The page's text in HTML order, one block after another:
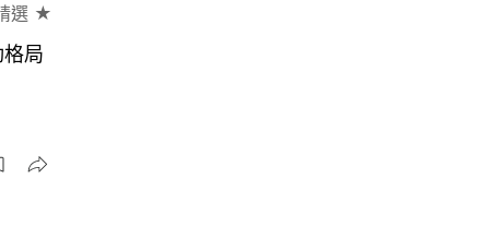
選 ★
局